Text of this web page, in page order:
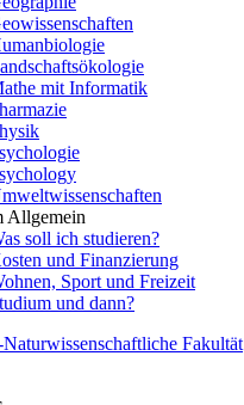
mit Informatik
Allgemein
soll ich studieren?
und Finanzierung
Sport und Freizeit
und dann?
Fakultät